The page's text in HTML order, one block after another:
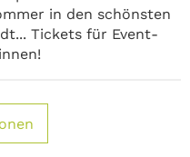
in den schönsten
Tickets für Event-